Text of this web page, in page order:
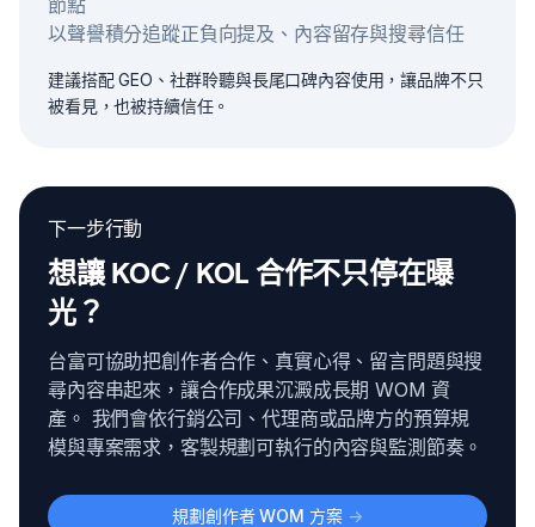
節點
以聲譽積分追蹤正負向提及、內容留存與搜尋信任
建議搭配 GEO、社群聆聽與長尾口碑內容使用，讓品牌不只
被看見，也被持續信任。
下一步行動
想讓 KOC / KOL 合作不只停在曝
光？
台富可協助把創作者合作、真實心得、留言問題與搜
尋內容串起來，讓合作成果沉澱成長期 WOM 資
產。 我們會依行銷公司、代理商或品牌方的預算規
模與專案需求，客製規劃可執行的內容與監測節奏。
規劃創作者 WOM 方案 ->